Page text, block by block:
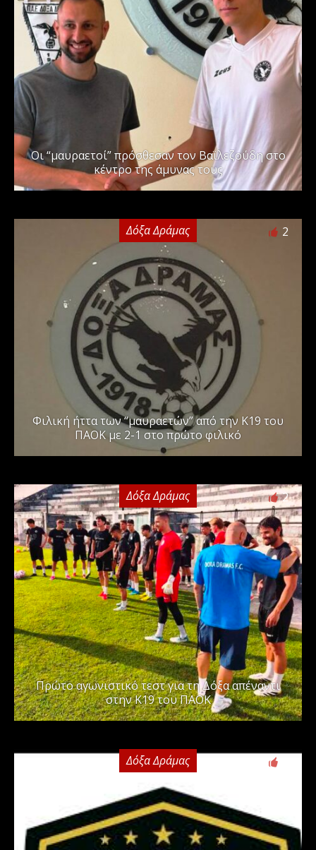
Οι “μαυραετοί” πρόσθεσαν τον Βαϊλεζούδη στο
κέντρο της άμυνας τους
Δόξα Δράμας 2
Φιλική ήττα των “μαυραετών” από την Κ19 του
ΠΑΟΚ με 2-1 στο πρώτο φιλικό
Δόξα Δράμας 2
Πρώτο αγωνιστικό τεστ για τη Δόξα απέναντι
στην Κ19 του ΠΑΟΚ
Δόξα Δράμας